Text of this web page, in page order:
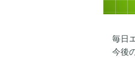
毎日
今後